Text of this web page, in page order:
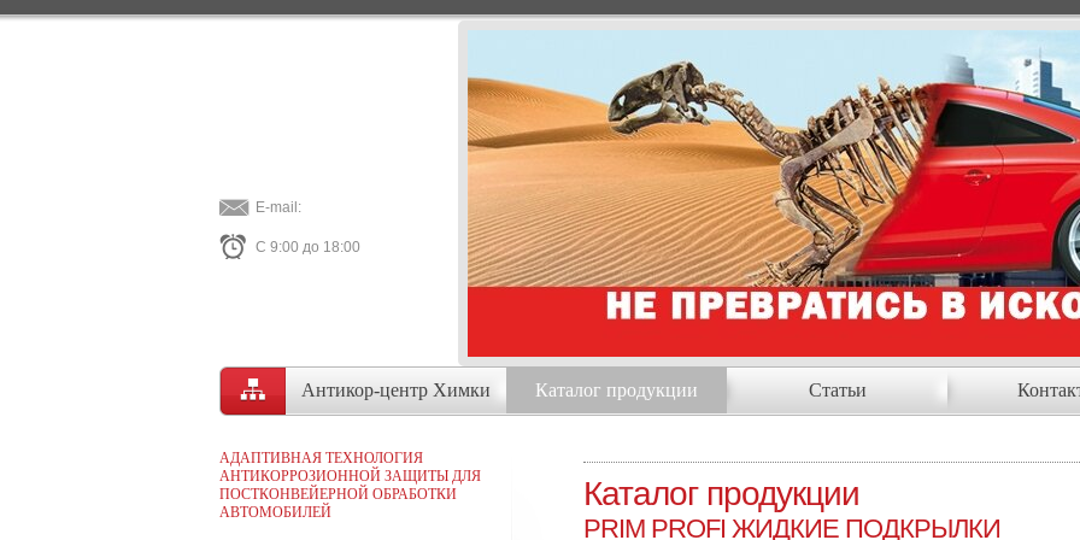
E-mail:
С 9:00 до 18:00
Антикор-центр Химки Каталог продукции Статьи
АДАПТИВНАЯ ТЕХНОЛОГИЯ
АНТИКОРРОЗИОННОЙ ЗАЩИТЫ ДЛЯ
ПОСТКОНВЕЙЕРНОЙ ОБРАБОТКИ
АВТОМОБИЛЕЙ
Каталог продукции
PRIM PROFI ЖИДКИЕ ПОДКРЫЛКИ